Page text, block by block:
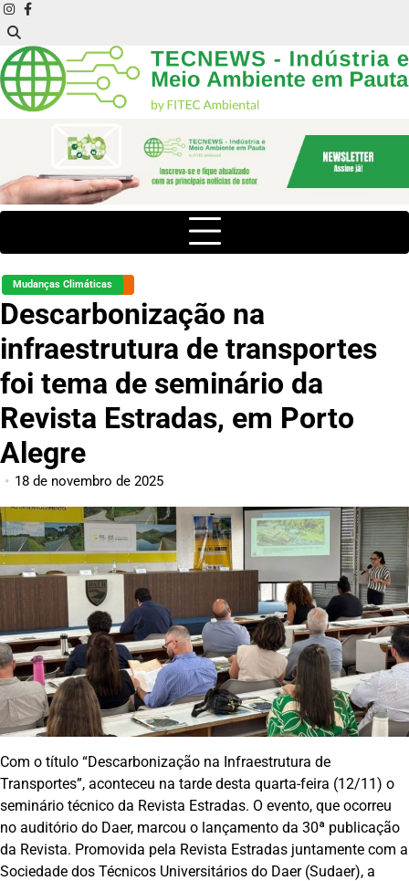
Skip
to
content
instagram
facebook
Mudanças Climáticas
Descarbonização na
infraestrutura de transportes
foi tema de seminário da
Revista Estradas, em Porto
Alegre
18 de novembro de 2025
Com o título “Descarbonização na Infraestrutura de
Transportes”, aconteceu na tarde desta quarta-feira (12/11) o
seminário técnico da Revista Estradas. O evento, que ocorreu
no auditório do Daer, marcou o lançamento da 30ª publicação
da Revista. Promovida pela Revista Estradas juntamente com a
Sociedade dos Técnicos Universitários do Daer (Sudaer), a